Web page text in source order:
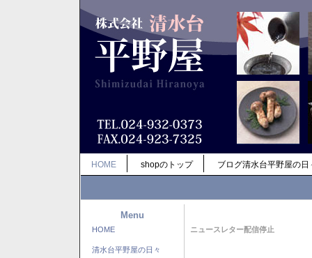
HOME shopのトップ ブログ清水台平野屋の日
Menu
HOME
清水台平野屋の日々
ニュースレター配信停止